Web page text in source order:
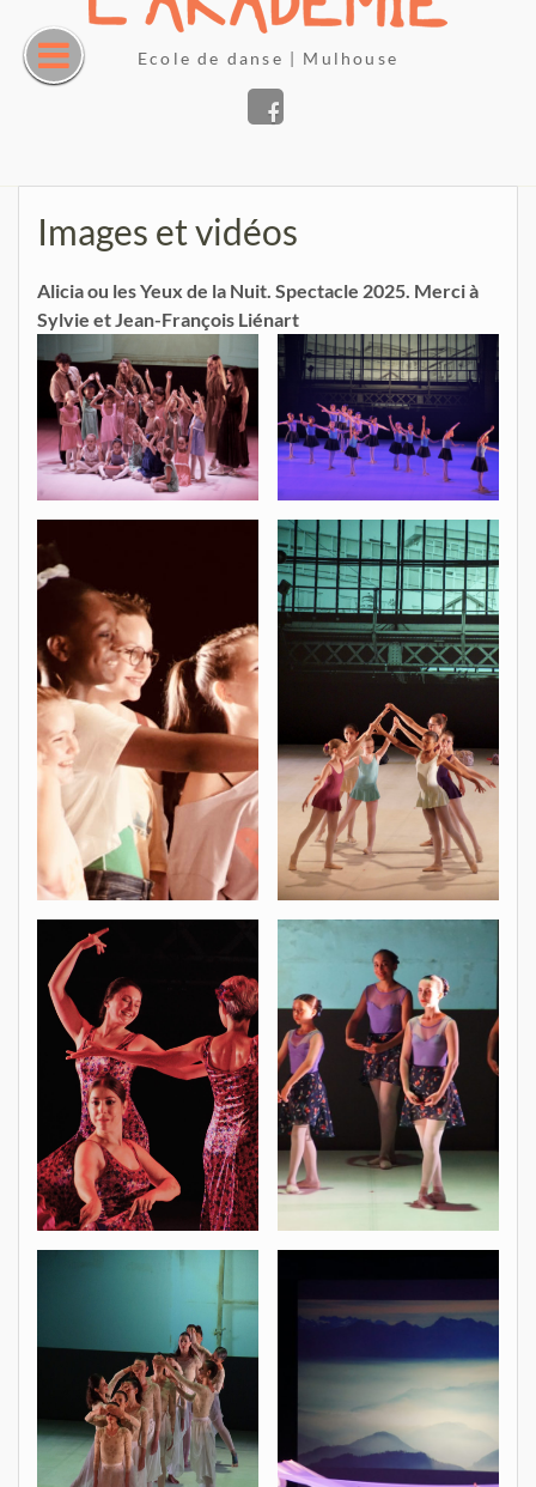
content
Ecole de danse | Mulhouse
Images et vidéos
Alicia ou les Yeux de la Nuit. Spectacle 2025. Merci à
Sylvie et Jean-François Liénart